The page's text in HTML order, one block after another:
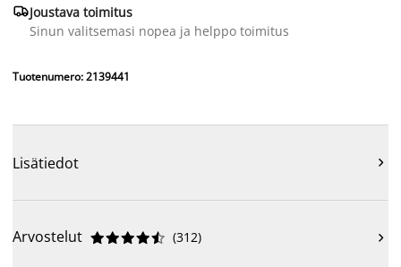
Joustava toimitus
Sinun valitsemasi nopea ja helppo toimitus
Tuotenumero: 2139441
Lisätiedot 
Arvostelut 




 (312) 